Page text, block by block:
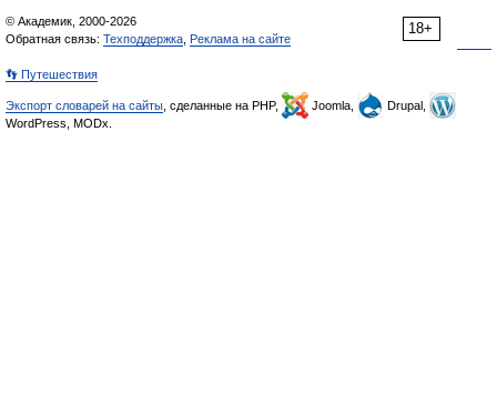
18+
© Академик, 2000-2026
Обратная связь: Техподдержка Реклама на сайте
👣 Путешествия
Экспорт словарей на сайты , сделанные на PHP, Joomla,
Drupal,
WordPress, MODx.